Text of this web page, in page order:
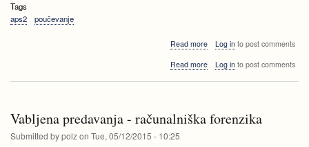
Tags
aps2
poučevanje
Read moreabout
zvočni
APS2
Log into post comments
Read moreabout
iz
Log into post comments
Vabljena predavanja - računalniška forenzika
Submitted bypolzon Tue, 05/12/2015 - 10:25